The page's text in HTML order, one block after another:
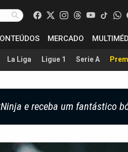
MERCADO
La Liga Ligue 1 Serie A
e receba um fantástico